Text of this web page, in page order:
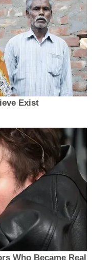
Exist
Who Became Real